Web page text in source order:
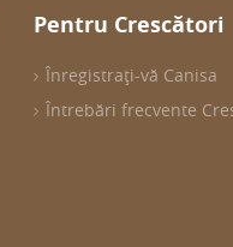
Pentru Crescători
Înregistrați-vă Canisa
Întrebări frecvente